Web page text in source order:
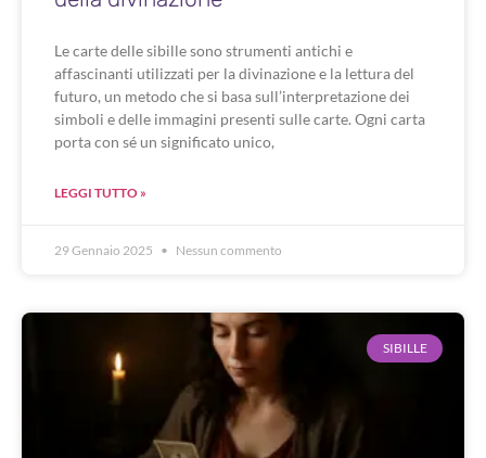
Le carte delle sibille sono strumenti antichi e
affascinanti utilizzati per la divinazione e la lettura del
futuro, un metodo che si basa sull’interpretazione dei
simboli e delle immagini presenti sulle carte. Ogni carta
porta con sé un significato unico,
LEGGI TUTTO »
29 Gennaio 2025 Nessun commento
SIBILLE